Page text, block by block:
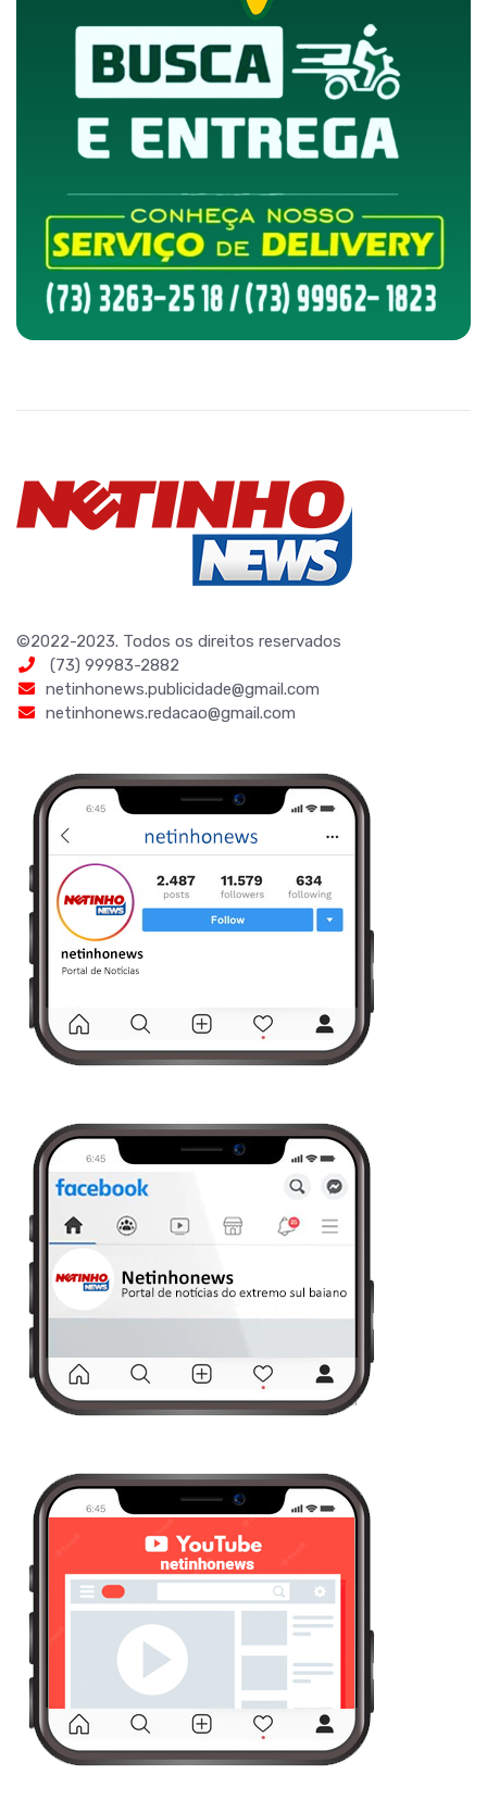
©2022-2023. Todos os direitos reservados
(73) 99983-2882
netinhonews.publicidade@gmail.com
netinhonews.redacao@gmail.com